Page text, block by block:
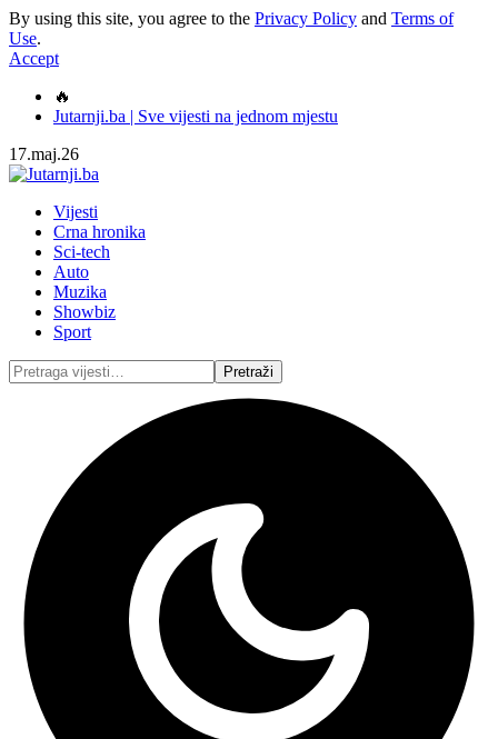
By using this site, you agree to the Privacy Policy and Terms of
Use.
Accept
🔥
Jutarnji.ba | Sve vijesti na jednom mjestu
17.maj.26
Vijesti
Crna hronika
Sci-tech
Auto
Muzika
Showbiz
Sport